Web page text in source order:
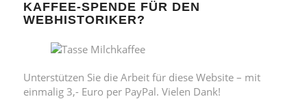
KAFFEE-SPENDE FÜR DEN
WEBHISTORIKER?
Unterstützen Sie die Arbeit für diese Website – mit
einmalig 3,- Euro per PayPal. Vielen Dank!